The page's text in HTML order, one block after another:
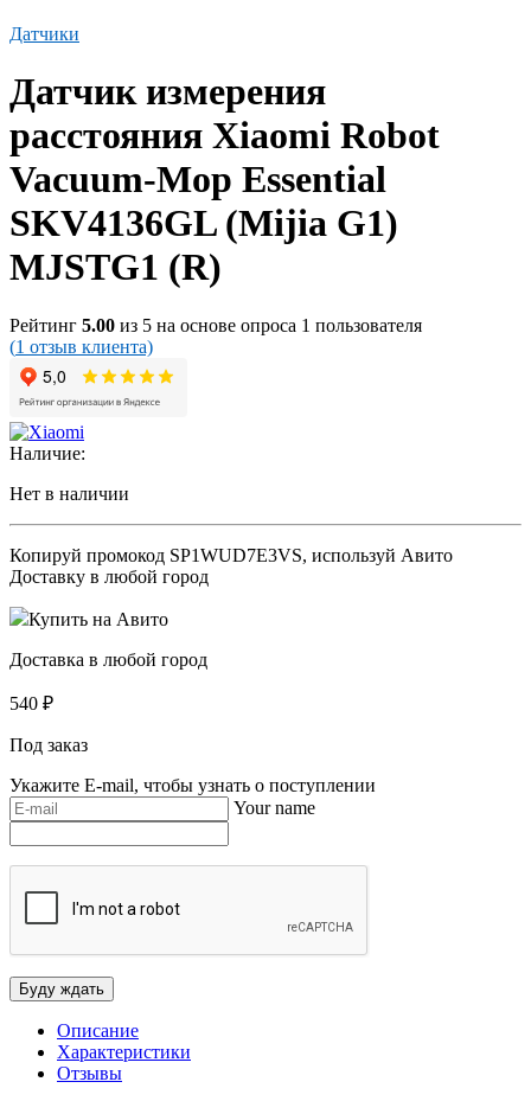
Датчики
Датчик измерения
расстояния Xiaomi Robot
Vacuum-Mop Essential
SKV4136GL (Mijia G1)
MJSTG1 (R)
Рейтинг 5.00 из 5 на основе опроса 1 пользователя
(1 отзыв клиента)
Наличие:
Нет в наличии
Копируй промокод SP1WUD7E3VS, используй Авито
Доставку в любой город
Купить на Авито
Доставка в любой город
540 ₽
Под заказ
Укажите E-mail, чтобы узнать о поступлении
Your name
Описание
Характеристики
Отзывы